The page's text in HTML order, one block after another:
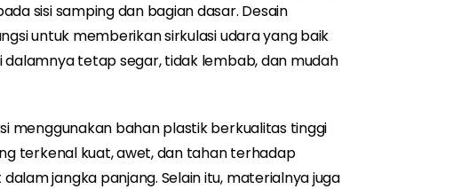
sisi samping dan bagian dasar. Desain
untuk memberikan sirkulasi udara yang baik
dalamnya tetap segar, tidak lembab, dan mudah
menggunakan bahan plastik berkualitas tinggi
terkenal kuat, awet, dan tahan terhadap
jangka panjang. Selain itu, materialnya juga